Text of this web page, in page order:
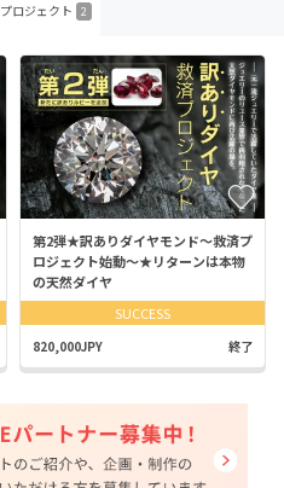
プロジェクト 2
第2弾★訳ありダイヤモンド～救済プ
ロジェクト始動～★リターンは本物
の天然ダイヤ
SUCCESS
820,000JPY 終了